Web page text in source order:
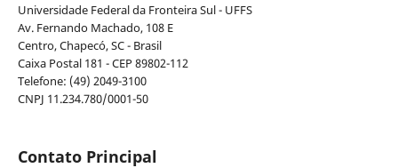
Universidade Federal da Fronteira Sul - UFFS
Av. Fernando Machado, 108 E
Centro, Chapecó, SC - Brasil
Caixa Postal 181 - CEP 89802-112
Telefone: (49) 2049-3100
CNPJ 11.234.780/0001-50
Contato Principal